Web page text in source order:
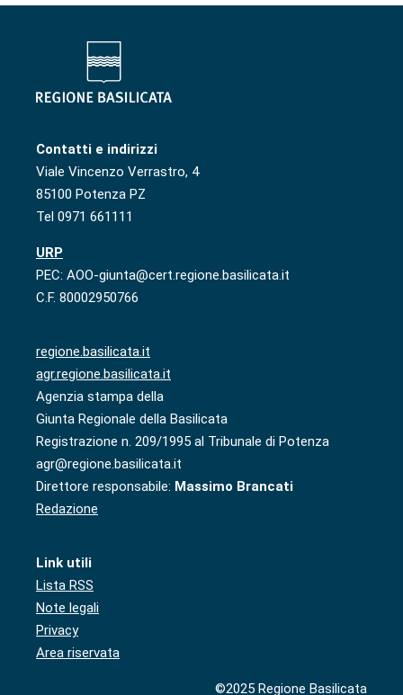
Contatti e indirizzi
Viale Vincenzo Verrastro, 4
85100 Potenza PZ
Tel 0971 661111
URP
PEC: AOO-giunta@cert.regione.basilicata.it
C.F. 80002950766
regione.basilicata.it
agr.regione.basilicata.it
Agenzia stampa della
Giunta Regionale della Basilicata
Registrazione n. 209/1995 al Tribunale di Potenza
agr@regione.basilicata.it
Direttore responsabile: Massimo Brancati
Redazione
Link utili
Lista RSS
Note legali
Privacy
Area riservata
©2025 Regione Basilicata